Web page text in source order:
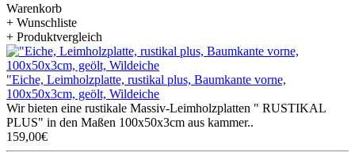
Warenkorb
+ Wunschliste
+ Produktvergleich
"Eiche, Leimholzplatte, rustikal plus, Baumkante vorne,
100x50x3cm, geölt, Wildeiche
Wir bieten eine rustikale Massiv-Leimholzplatten " RUSTIKAL
PLUS" in den Maßen 100x50x3cm aus kammer..
159,00€